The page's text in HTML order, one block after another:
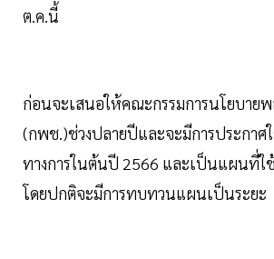
ต.ค.นี้
ก่อนจะเสนอให้คณะกรรมการนโยบาย
(กพช.)ช่วงปลายปีและจะมีการประกาศ
ทางการในต้นปี 2566 และเป็นแผนที่ใ
โดยปกติจะมีการทบทวนแผนเป็นระยะ